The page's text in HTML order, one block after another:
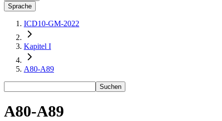
Sprache
ICD10-GM-2022
Kapitel I
A80-A89
Suchen
A80-A89